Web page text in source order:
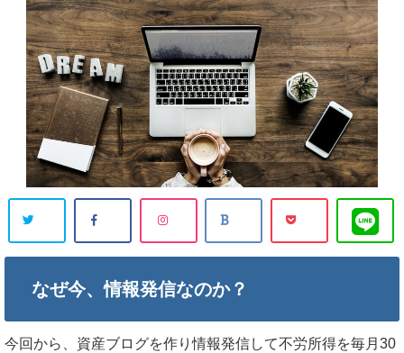
なぜ今、情報発信なのか？
今回から、資産ブログを作り情報発信して不労所得を毎月30